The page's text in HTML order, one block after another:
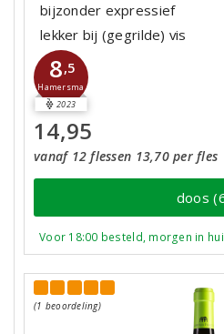
bijzonder expressief
lekker bij (gegrilde) vis
8,5
Hamersma
2023
14,95
vanaf 12 flessen 13,70 per fles
doos
Voor 18:00 besteld, morgen in
(1 beoordeling)